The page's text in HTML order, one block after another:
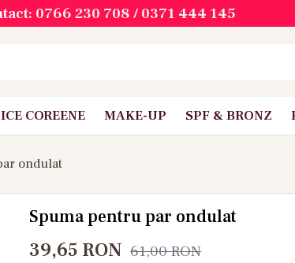
0766 230 708 / 0371 444 145
COREENE MAKE-UP SPF & BRONZ
ondulat
Spuma pentru par ondulat
39,65 RON 61,00RON